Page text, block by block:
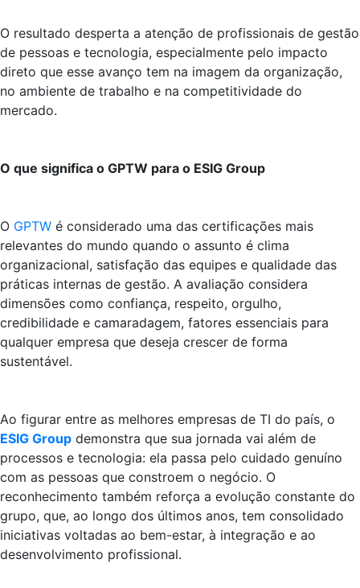
O resultado desperta a atenção de profissionais de gestão
de pessoas e tecnologia, especialmente pelo impacto
direto que esse avanço tem na imagem da organização,
no ambiente de trabalho e na competitividade do
mercado.
O que significa o GPTW para o ESIG Group
O GPTW é considerado uma das certificações mais
relevantes do mundo quando o assunto é clima
organizacional, satisfação das equipes e qualidade das
práticas internas de gestão. A avaliação considera
dimensões como confiança, respeito, orgulho,
credibilidade e camaradagem, fatores essenciais para
qualquer empresa que deseja crescer de forma
sustentável.
Ao figurar entre as melhores empresas de TI do país, o
ESIG Group demonstra que sua jornada vai além de
processos e tecnologia: ela passa pelo cuidado genuíno
com as pessoas que constroem o negócio. O
reconhecimento também reforça a evolução constante do
grupo, que, ao longo dos últimos anos, tem consolidado
iniciativas voltadas ao bem-estar, à integração e ao
desenvolvimento profissional.